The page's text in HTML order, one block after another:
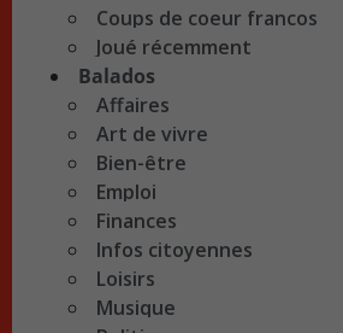
Coups de coeur francos
Joué récemment
Balados
Affaires
Art de vivre
Bien-être
Emploi
Finances
Infos citoyennes
Loisirs
Musique